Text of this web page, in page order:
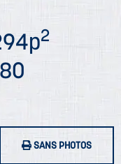
2
SANS PHOTOS